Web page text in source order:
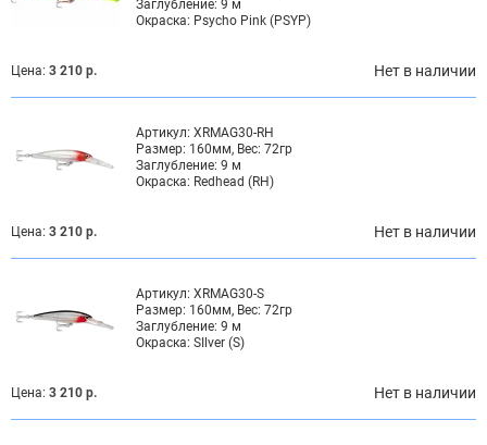
Заглубление: 9 м
Окраска: Psycho Pink (PSYP)
Цена: 3 210 р. Нет в наличии
Артикул: XRMAG30-RH
Размер: 160мм, Вес: 72гр
Заглубление: 9 м
Окраска: Redhead (RH)
Цена: 3 210 р. Нет в наличии
Артикул: XRMAG30-S
Размер: 160мм, Вес: 72гр
Заглубление: 9 м
Окраска: SIlver (S)
Цена: 3 210 р. Нет в наличии